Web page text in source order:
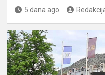
5 dana ago